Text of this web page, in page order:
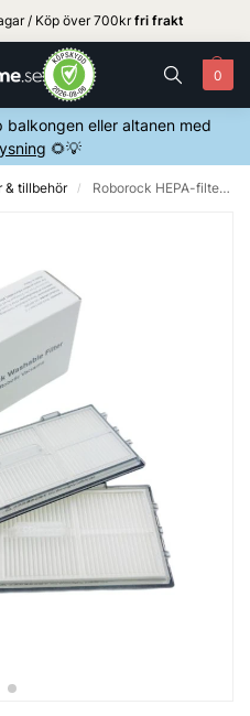
/ Köp över 700krfri frakt
0
balkongen eller altanen med
🌻💡
& tillbehör / Roborock HEPA-filter S7 – Original